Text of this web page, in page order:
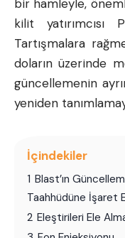
bir hamleyle,
kilit yatırımcısı
Tartışmalara
doların üzerinde
güncellemenin
yeniden
İçindekiler
1 Blast’ın
Taahhüdüne İşaret
2 Eleştirileri Ele